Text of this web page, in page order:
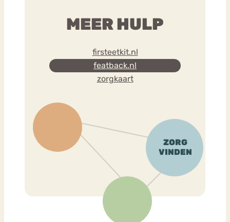
MEER HULP
firsteetkit.nl
featback.nl
zorgkaart